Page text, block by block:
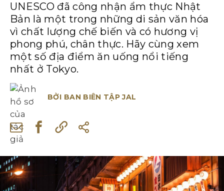
UNESCO đã công nhận ẩm thực Nhật
Bản là một trong những di sản văn hóa
vì chất lượng chế biến và có hương vị
phong phú, chân thực. Hãy cùng xem
một số địa điểm ăn uống nổi tiếng
nhất ở Tokyo.
BỞI BAN BIÊN TẬP JAL